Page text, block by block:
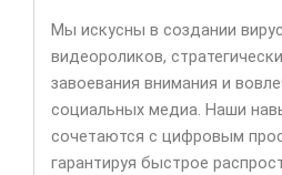
Мы искусны в создании
видеороликов,
завоевания внимания и
социальных медиа. Наши
сочетаются с цифровым
гарантируя быстрое